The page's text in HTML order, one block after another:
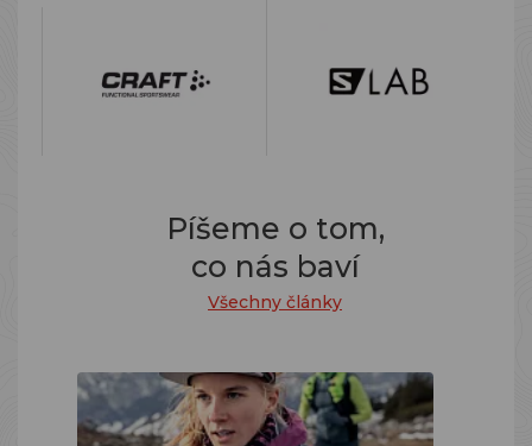
Píšeme o tom,
co nás baví
Všechny články